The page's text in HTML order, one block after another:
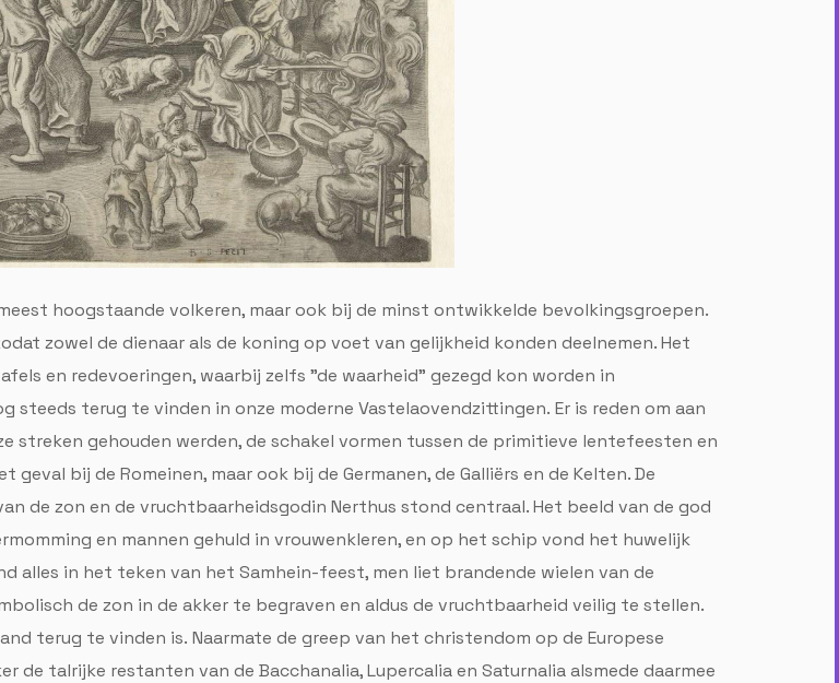
hoogstaande volkeren, maar ook bij de minst ontwikkelde bevolkingsgroepen.
zowel de dienaar als de koning op voet van gelijkheid konden deelnemen. Het
en redevoeringen, waarbij zelfs "de waarheid" gezegd kon worden in
steeds terug te vinden in onze moderne Vastelaovendzittingen. Er is reden om aan
streken gehouden werden, de schakel vormen tussen de primitieve lentefeesten en
bij de Romeinen, maar ook bij de Germanen, de Galliërs en de Kelten. De
de zon en de vruchtbaarheidsgodin Nerthus stond centraal. Het beeld van de god
en mannen gehuld in vrouwenkleren, en op het schip vond het huwelijk
alles in het teken van het Samhein-feest, men liet brandende wielen van de
de zon in de akker te begraven en aldus de vruchtbaarheid veilig te stellen.
terug te vinden is. Naarmate de greep van het christendom op de Europese
talrijke restanten van de Bacchanalia, Lupercalia en Saturnalia alsmede daarmee